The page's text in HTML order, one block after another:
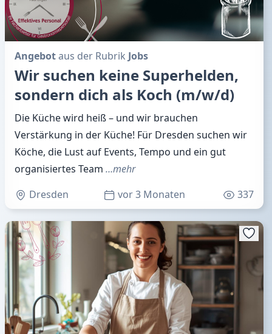
Angebotaus der Rubrik Jobs
Wir suchen keine Superhelden,
sondern dich als Koch (m/w/d)
Die Küche wird heiß – und wir brauchen
Verstärkung in der Küche! Für Dresden suchen wir
Köche, die Lust auf Events, Tempo und ein gut
organisiertes Team …mehr
Dresden
vor 3 Monaten 337